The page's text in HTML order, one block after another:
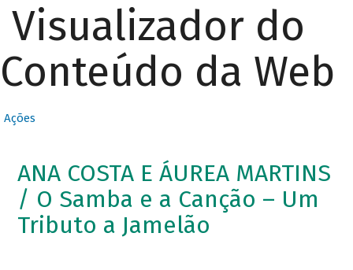
Visualizador do
Conteúdo da Web
Ações
ANA COSTA E ÁUREA MARTINS
/ O Samba e a Canção – Um
Tributo a Jamelão